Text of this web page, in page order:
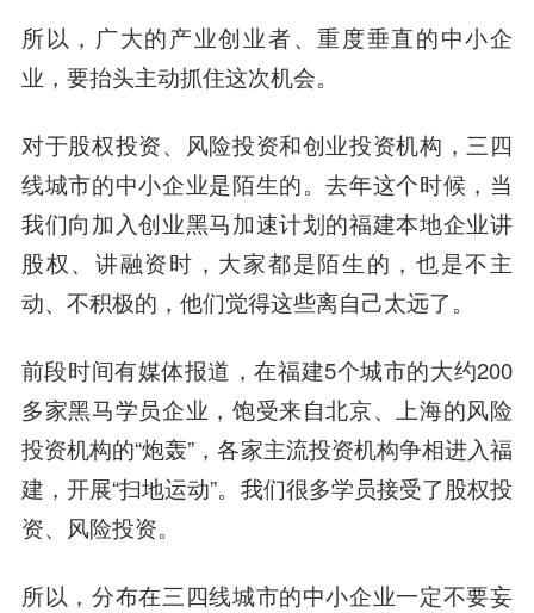
所以，广大的产业创业者、重度垂直的中小企
业，要抬头主动抓住这次机会。
对于股权投资、风险投资和创业投资机构，三四
线城市的中小企业是陌生的。去年这个时候，当
我们向加入创业黑马加速计划的福建本地企业讲
股权、讲融资时，大家都是陌生的，也是不主
动、不积极的，他们觉得这些离自己太远了。
前段时间有媒体报道，在福建5个城市的大约200
多家黑马学员企业，饱受来自北京、上海的风险
投资机构的“炮轰”，各家主流投资机构争相进入福
建，开展“扫地运动”。我们很多学员接受了股权投
资、风险投资。
所以，分布在三四线城市的中小企业一定不要妄